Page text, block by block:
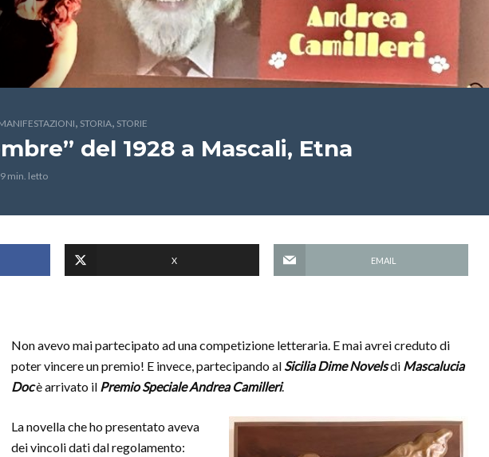
, STORIA, STORIE
del 1928 a Mascali, Etna
9 min. letto
X EMAIL
Non avevo mai partecipato ad una competizione letteraria. E mai avrei creduto di
poter vincere un premio! E invece, partecipando al Sicilia Dime Novelsdi Mascalucia
Docè arrivato il Premio Speciale Andrea Camilleri.
La novella che ho presentato aveva
dei vincoli dati dal regolamento: